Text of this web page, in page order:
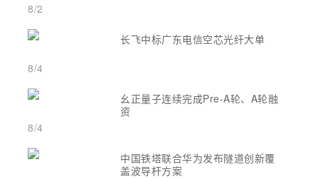
8/2
长飞中标广东电信空芯光纤大单
8/4
幺正量子连续完成Pre-A轮、A轮融
资
8/4
中国铁塔联合华为发布隧道创新覆
盖波导杆方案